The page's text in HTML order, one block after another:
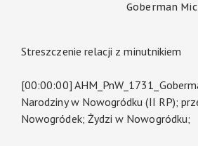
Goberman
Streszczenie relacji z minutnikiem
[00:00:00]
Narodziny w Nowogródku (II RP);
Nowogródek; Żydzi w Nowogródku;